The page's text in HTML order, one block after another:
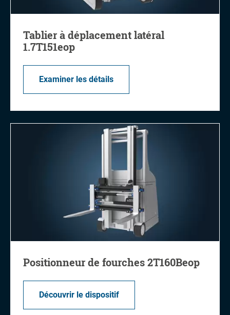
Tablier à déplacement latéral
1.7T151eop
Examiner les détails
Positionneur de fourches 2T160Beop
Découvrir le dispositif